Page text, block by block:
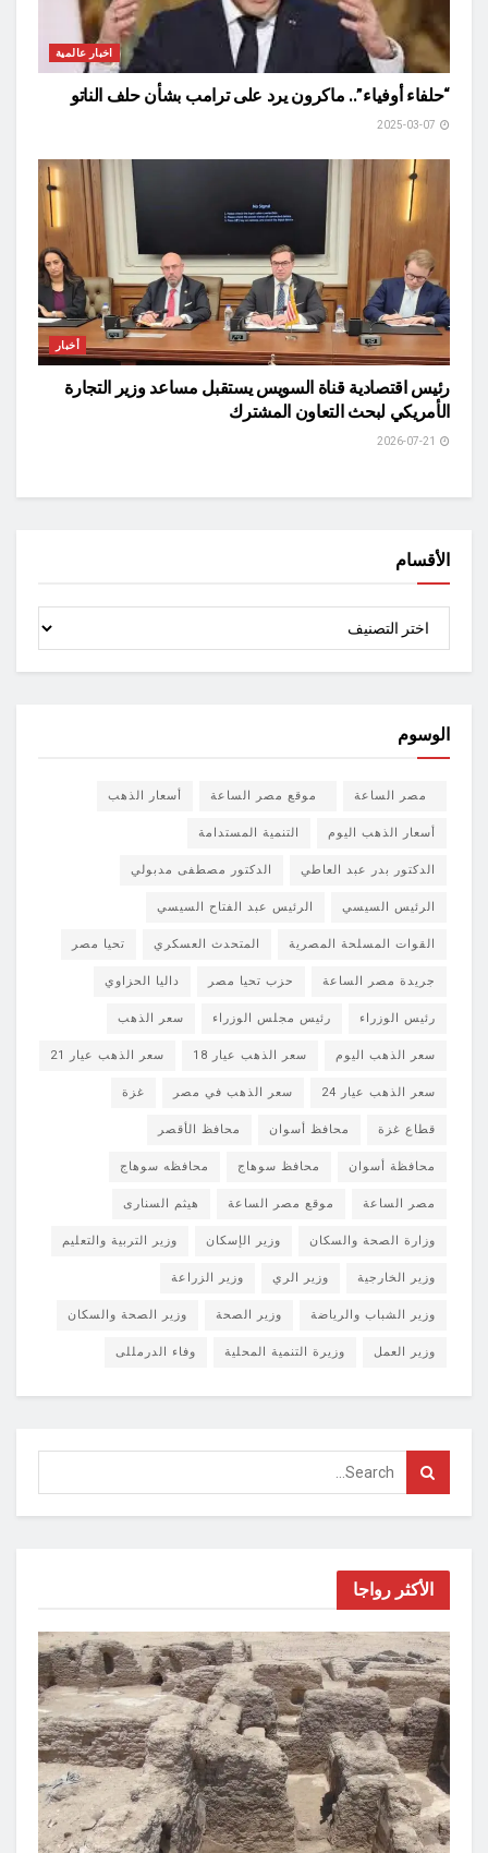
اخبار عالمية
“حلفاء أوفياء”.. ماكرون يرد على ترامب بشأن حلف الناتو
أخبار
رئيس اقتصادية قناة السويس يستقبل مساعد وزير التجارة
الأمريكي لبحث التعاون المشترك
الأقسام
الوسوم
مصر الساعة موقع مصر الساعة أسعار الذهب
أسعار الذهب اليوم التنمية المستدامة
الدكتور بدر عبد العاطي الدكتور مصطفى مدبولي
الرئيس السيسي الرئيس عبد الفتاح السيسي
القوات المسلحة المصرية المتحدث العسكري تحيا مصر
جريدة مصر الساعة حزب تحيا مصر داليا الحزاوي
رئيس الوزراء رئيس مجلس الوزراء سعر الذهب
سعر الذهب اليوم سعر الذهب عيار 18 سعر الذهب عيار 21
سعر الذهب عيار 24 سعر الذهب في مصر غزة
قطاع غزة محافظ أسوان محافظ الأقصر
محافظة أسوان محافظ سوهاج محافظه سوهاج
مصر الساعة موقع مصر الساعة هيثم السنارى
وزارة الصحة والسكان وزير الإسكان وزير التربية والتعليم
وزير الخارجية وزير الري وزير الزراعة
وزير الشباب والرياضة وزير الصحة وزير الصحة والسكان
وزير العمل وزيرة التنمية المحلية وفاء الدرمللى
الأكثر رواجا